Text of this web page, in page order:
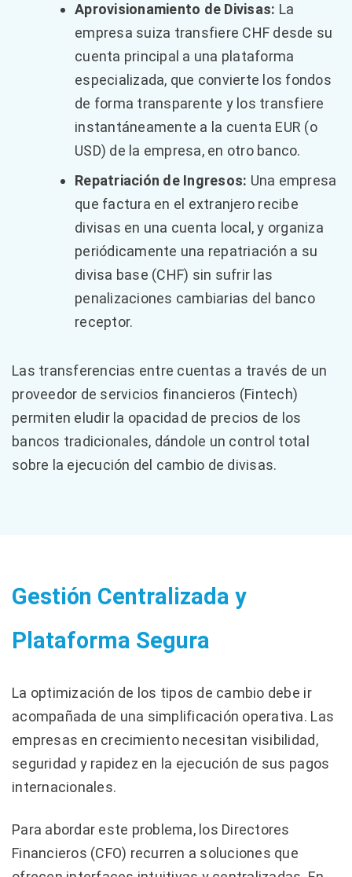
Aprovisionamiento de Divisas: La
empresa suiza transfiere CHF desde su
cuenta principal a una plataforma
especializada, que convierte los fondos
de forma transparente y los transfiere
instantáneamente a la cuenta EUR (o
USD) de la empresa, en otro banco.
Repatriación de Ingresos: Una empresa
que factura en el extranjero recibe
divisas en una cuenta local, y organiza
periódicamente una repatriación a su
divisa base (CHF) sin sufrir las
penalizaciones cambiarias del banco
receptor.
Las transferencias entre cuentas a través de un
proveedor de servicios financieros (Fintech)
permiten eludir la opacidad de precios de los
bancos tradicionales, dándole un control total
sobre la ejecución del cambio de divisas.
Gestión Centralizada y
Plataforma Segura
La optimización de los tipos de cambio debe ir
acompañada de una simplificación operativa. Las
empresas en crecimiento necesitan visibilidad,
seguridad y rapidez en la ejecución de sus pagos
internacionales.
Para abordar este problema, los Directores
Financieros (CFO) recurren a soluciones que